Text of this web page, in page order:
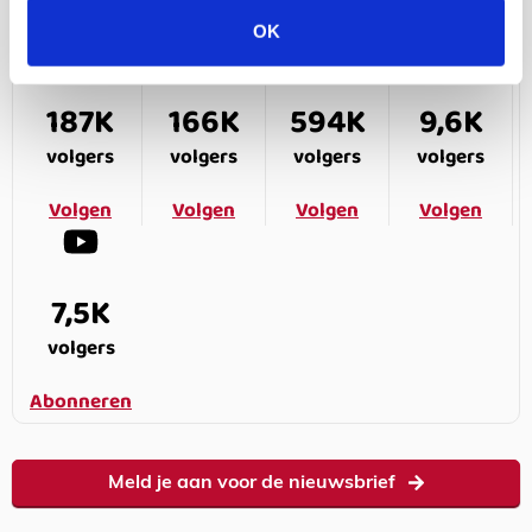
OK
187K
volgers
Volgen
166K
volgers
Volgen
594K
volgers
Volgen
9,6K
volgers
Volgen
7,5K
volgers
Abonneren
Meld je aan voor de nieuwsbrief